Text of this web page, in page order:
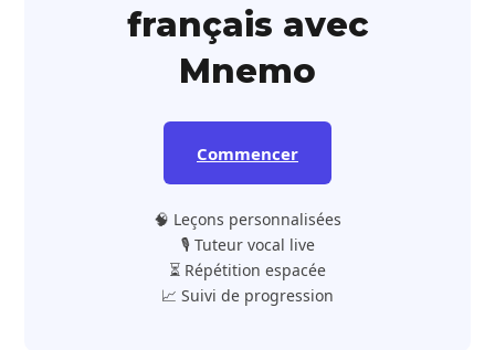
français avec
Mnemo
Commencer
🧠 Leçons personnalisées
🎙️ Tuteur vocal live
⏳ Répétition espacée
📈 Suivi de progression